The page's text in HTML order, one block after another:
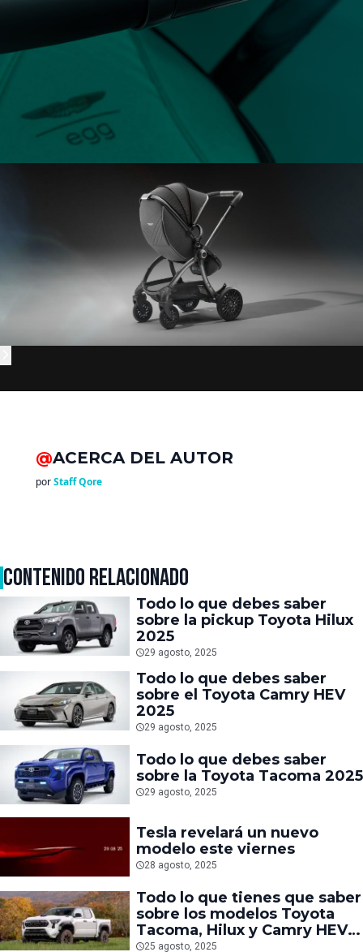
@ACERCA DEL AUTOR
porStaff Qore
CONTENIDO RELACIONADO
Todo lo que debes saber
sobre la pickup Toyota Hilux
2025
29 agosto, 2025
Todo lo que debes saber
sobre el Toyota Camry HEV
2025
29 agosto, 2025
Todo lo que debes saber
sobre la Toyota Tacoma 2025
29 agosto, 2025
Tesla revelará un nuevo
modelo este viernes
28 agosto, 2025
Todo lo que tienes que saber
sobre los modelos Toyota
Tacoma, Hilux y Camry HEV
2025
25 agosto, 2025